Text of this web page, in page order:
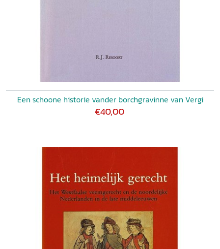
Een schoone historie vander borchgravinne van Vergi
€40,00